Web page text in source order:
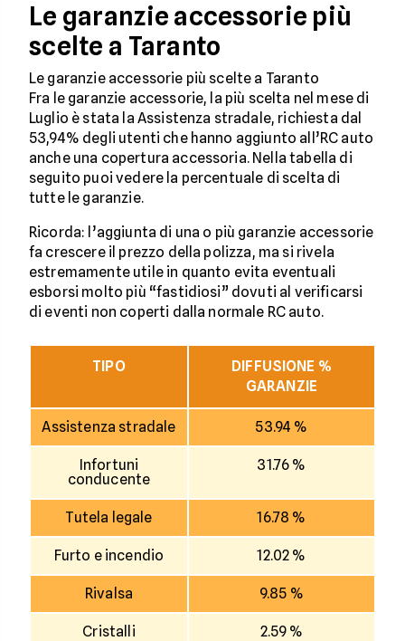
Le garanzie accessorie più
scelte a Taranto
Le garanzie accessorie più scelte a Taranto
Fra le garanzie accessorie, la più scelta nel mese di
Luglio è stata la Assistenza stradale, richiesta dal
53,94% degli utenti che hanno aggiunto all’RC auto
anche una copertura accessoria. Nella tabella di
seguito puoi vedere la percentuale di scelta di
tutte le garanzie.
Ricorda: l’aggiunta di una o più garanzie accessorie
fa crescere il prezzo della polizza, ma si rivela
estremamente utile in quanto evita eventuali
esborsi molto più “fastidiosi” dovuti al verificarsi
di eventi non coperti dalla normale RC auto.
TIPO
DIFFUSIONE %
GARANZIE
Assistenza stradale 53.94 %
Infortuni
conducente
31.76 %
Tutela legale 16.78 %
Furto e incendio 12.02 %
Rivalsa 9.85 %
Cristalli 2.59 %